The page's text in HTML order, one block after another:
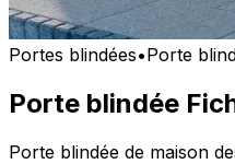
Portes blindées•Porte
Porte blindée
Porte blindée de maison